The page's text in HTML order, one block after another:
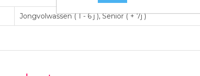
Jongvolwassen ( 1 - 6 j ), Senior ( + 7j )